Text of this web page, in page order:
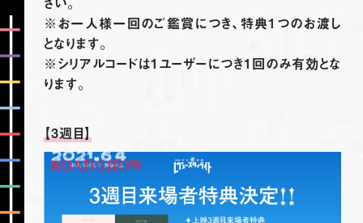
※お一人様一回のご鑑賞につき、特典1つのお渡し
となります。
※シリアルコードは1ユーザーにつき1回のみ有効とな
ります。
【3週目】